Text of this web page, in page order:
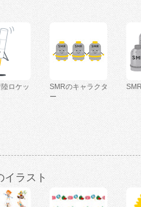
ロケッ
SMRのキャラクタ
ー
イラスト